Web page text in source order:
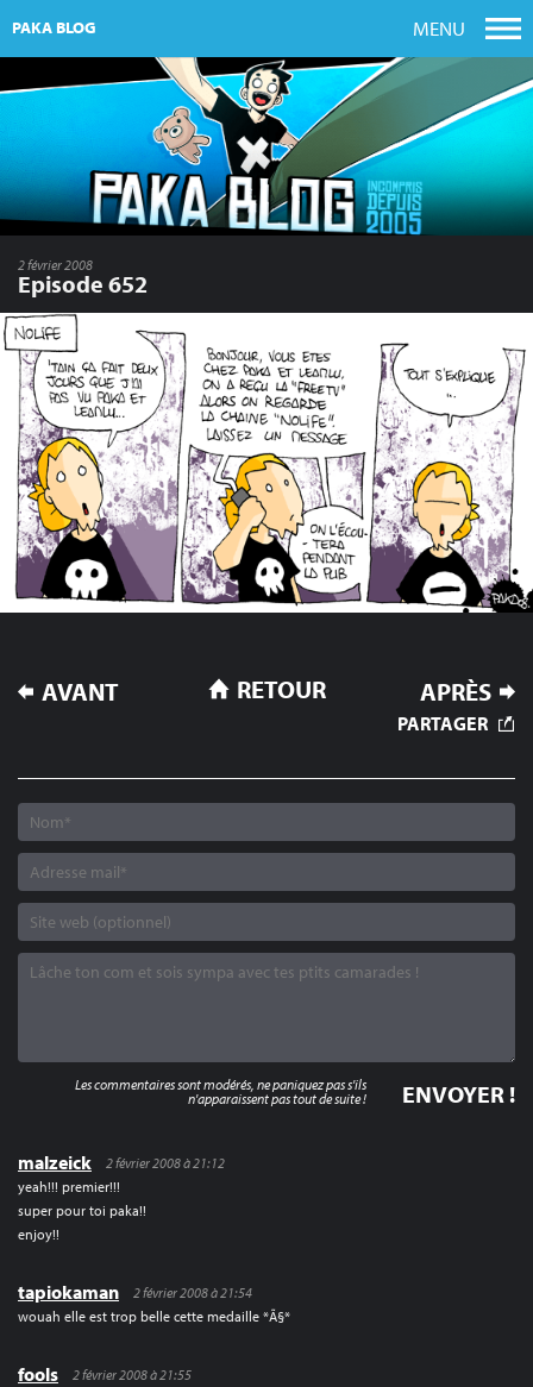
PAKA BLOG MENU
2 février 2008
Episode 652
NAVIGATION
DE
AVANT APRÈS
RETOUR
PARTAGER
malzeick
2 février 2008 à 21:12
yeah!!! premier!!!
super pour toi paka!!
enjoy!!
tapiokaman
2 février 2008 à 21:54
wouah elle est trop belle cette medaille *Ã§*
fools
2 février 2008 à 21:55
Les commentaires sont modérés, ne paniquez pas s'ils
n'apparaissent pas tout de suite !